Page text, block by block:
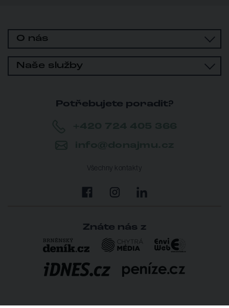
O nás
Naše služby
Potřebujete poradit?
Všechny kontakty
Znáte nás z